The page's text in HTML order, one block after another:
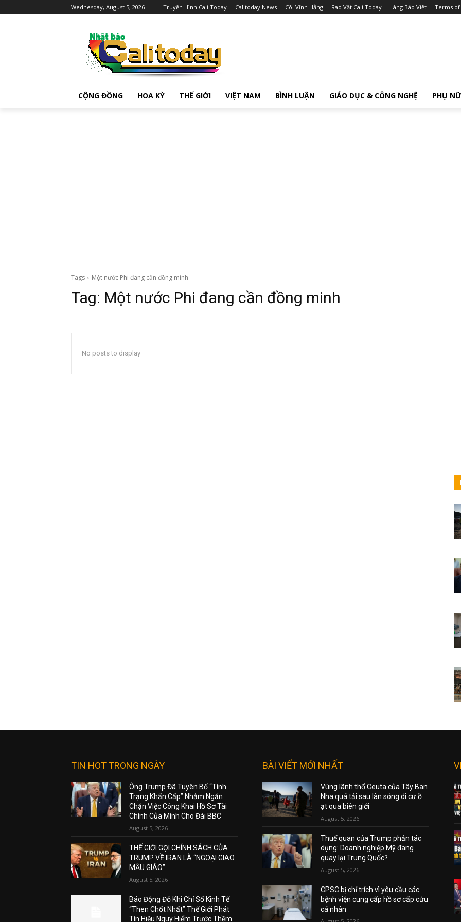
Wednesday, August 5, 2026 Truyền Hình Cali Today Calitoday News Cõi Vĩnh Hằng Rao Vặt Cali Today Làng Báo Việt Terms of
CỘNG ĐỒNG HOA KỲ THẾ GIỚI VIỆT NAM BÌNH LUẬN GIÁO DỤC & CÔNG NGHỆ PHỤ NỮ
Tags Một nước Phi đang cần đồng minh
Tag: Một nước Phi đang cần đồng minh
No posts to display
TIN HOT TRONG NGÀY
Ông Trump Đã Tuyên Bố “Tình
Trạng Khẩn Cấp” Nhằm Ngăn
Chặn Việc Công Khai Hồ Sơ Tài
Chính Của Mình Cho Đài BBC
August 5, 2026
THẾ GIỚI GỌI CHÍNH SÁCH CỦA
TRUMP VỀ IRAN LÀ “NGOẠI GIAO
MẪU GIÁO”
August 5, 2026
Báo Động Đỏ Khi Chỉ Số Kinh Tế
“Then Chốt Nhất” Thế Giới Phát
Tín Hiệu Nguy Hiểm Trước Thềm
BÀI VIẾT MỚI NHẤT
Vùng lãnh thổ Ceuta của Tây Ban
Nha quá tải sau làn sóng di cư ồ
ạt qua biên giới
August 5, 2026
Thuế quan của Trump phản tác
dụng: Doanh nghiệp Mỹ đang
quay lại Trung Quốc?
August 5, 2026
CPSC bị chỉ trích vì yêu cầu các
bệnh viện cung cấp hồ sơ cấp cứu
cá nhân